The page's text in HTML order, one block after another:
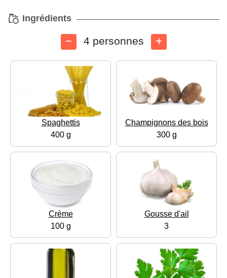
Ingrédients
4 personnes
Spaghettis
400 g
Champignons des bois
300 g
Crème
100 g
Gousse d'ail
3